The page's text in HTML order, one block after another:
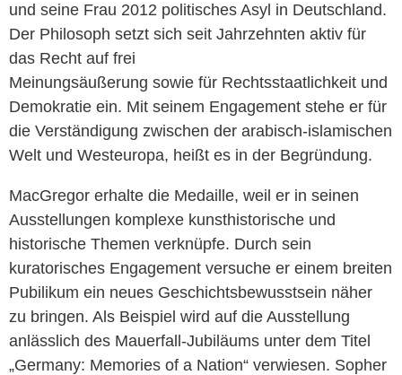
und seine Frau 2012 politisches Asyl in Deutschland.
Der Philosoph setzt sich seit Jahrzehnten aktiv für
das Recht auf frei
Meinungsäußerung sowie für Rechtsstaatlichkeit und
Demokratie ein. Mit seinem Engagement stehe er für
die Verständigung zwischen der arabisch-islamischen
Welt und Westeuropa, heißt es in der Begründung.
MacGregor erhalte die Medaille, weil er in seinen
Ausstellungen komplexe kunsthistorische und
historische Themen verknüpfe. Durch sein
kuratorisches Engagement versuche er einem breiten
Pubilikum ein neues Geschichtsbewusstsein näher
zu bringen. Als Beispiel wird auf die Ausstellung
anlässlich des Mauerfall-Jubiläums unter dem Titel
„Germany: Memories of a Nation“ verwiesen. Sopher